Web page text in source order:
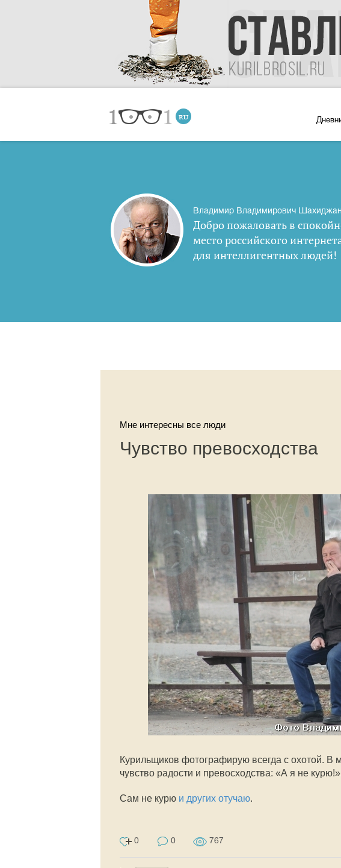
Владимир Владимирович
Добро пожаловать в
место российского
для интеллигентных людей!
Мне интересны все люди
Чувство превосходства
Курильщиков фотографирую всегда с охотой.
чувство радости и превосходства: «А я не
Сам не курю и других отучаю.
0 0 767